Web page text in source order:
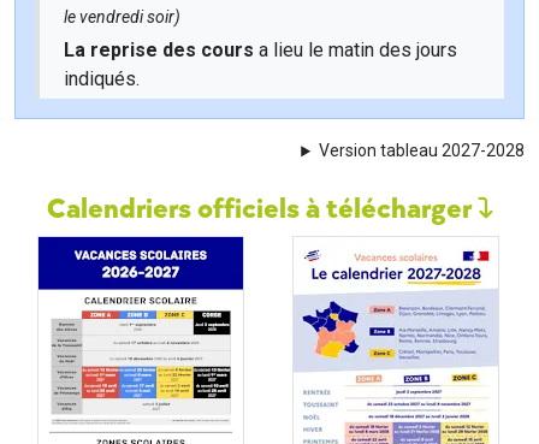
le vendredi soir)
La reprise des cours a lieu le matin des jours
indiqués.
Version tableau 2027-2028
Calendriers officiels à télécharger